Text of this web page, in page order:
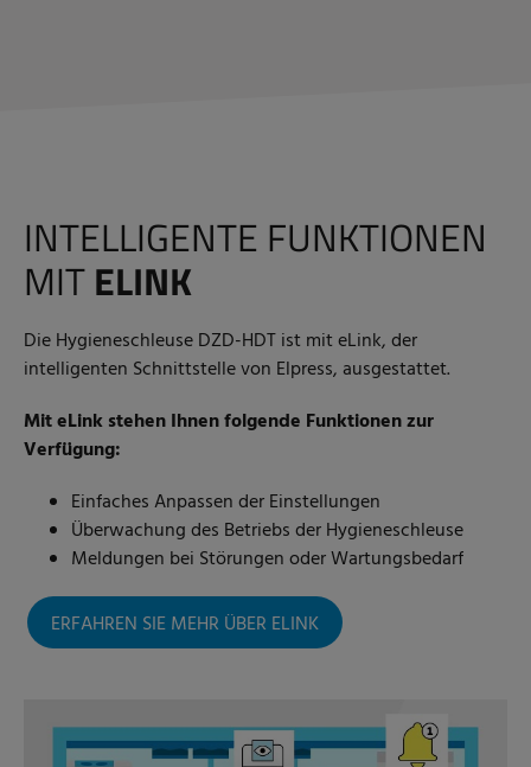
INTELLIGENTE FUNKTIONEN
MITELINK
Die Hygieneschleuse DZD-HDT ist mit eLink, der
intelligenten Schnittstelle von Elpress, ausgestattet.
Mit eLink stehen Ihnen folgende Funktionen zur
Verfügung:
Einfaches Anpassen der Einstellungen
Überwachung des Betriebs der Hygieneschleuse
Meldungen bei Störungen oder Wartungsbedarf
ERFAHREN SIE MEHR ÜBER ELINK